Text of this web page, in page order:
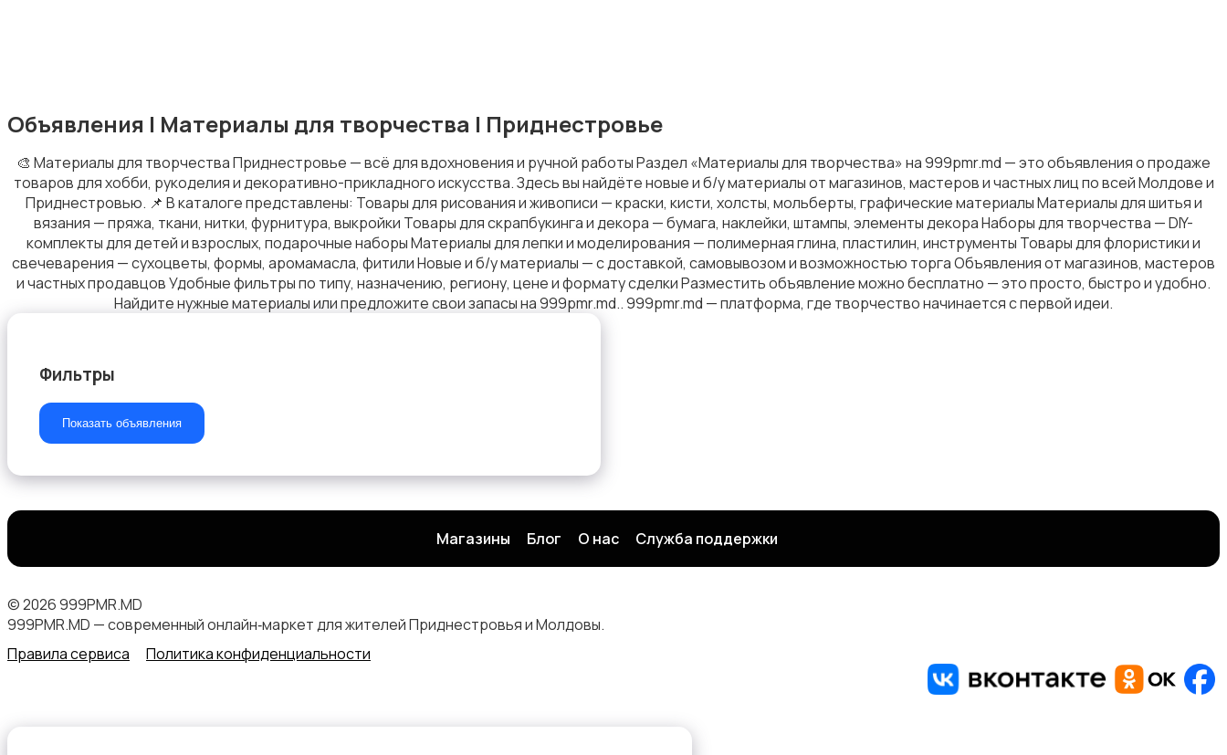
Игры для приставок и ПК
Игровые приставки
Видеофильмы
Объявления | Материалы для творчества | Приднестровье
🎨 Материалы для творчества Приднестровье — всё для вдохновения и ручной работы Раздел «Материалы для творчества» на 999pmr.md — это объявления о продаже
товаров для хобби, рукоделия и декоративно-прикладного искусства. Здесь вы найдёте новые и б/у материалы от магазинов, мастеров и частных лиц по всей Молдове и
Приднестровью. 📌 В каталоге представлены: Товары для рисования и живописи — краски, кисти, холсты, мольберты, графические материалы Материалы для шитья и
вязания — пряжа, ткани, нитки, фурнитура, выкройки Товары для скрапбукинга и декора — бумага, наклейки, штампы, элементы декора Наборы для творчества — DIY-
комплекты для детей и взрослых, подарочные наборы Материалы для лепки и моделирования — полимерная глина, пластилин, инструменты Товары для флористики и
свечеварения — сухоцветы, формы, аромамасла, фитили Новые и б/у материалы — с доставкой, самовывозом и возможностью торга Объявления от магазинов, мастеров
и частных продавцов Удобные фильтры по типу, назначению, региону, цене и формату сделки Разместить объявление можно бесплатно — это просто, быстро и удобно.
Найдите нужные материалы или предложите свои запасы на 999pmr.md.. 999pmr.md — платформа, где творчество начинается с первой идеи.
Фильтры
Показать объявления
Магазины Блог О нас Служба поддержки
© 2026 999PMR.MD
999PMR.MD — современный онлайн‑маркет для жителей Приднестровья и Молдовы.
Правила сервиса
Политика конфиденциальности